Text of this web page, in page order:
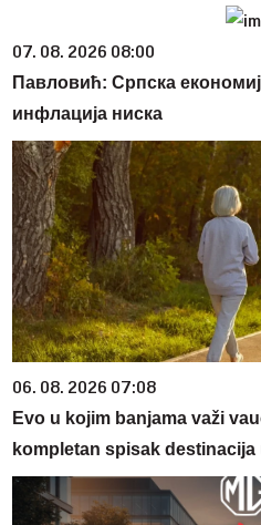
07. 08. 2026 08:00
Павловић: Српска
инфлација ниска
06. 08. 2026 07:08
Evo u kojim banjama važi
kompletan spisak destinacija